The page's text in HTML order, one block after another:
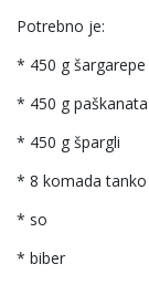
Potrebno je:
* 450 g šargarepe
* 450 g paškanata
* 450 g špargli
* 8 komada tanko
* so
* biber